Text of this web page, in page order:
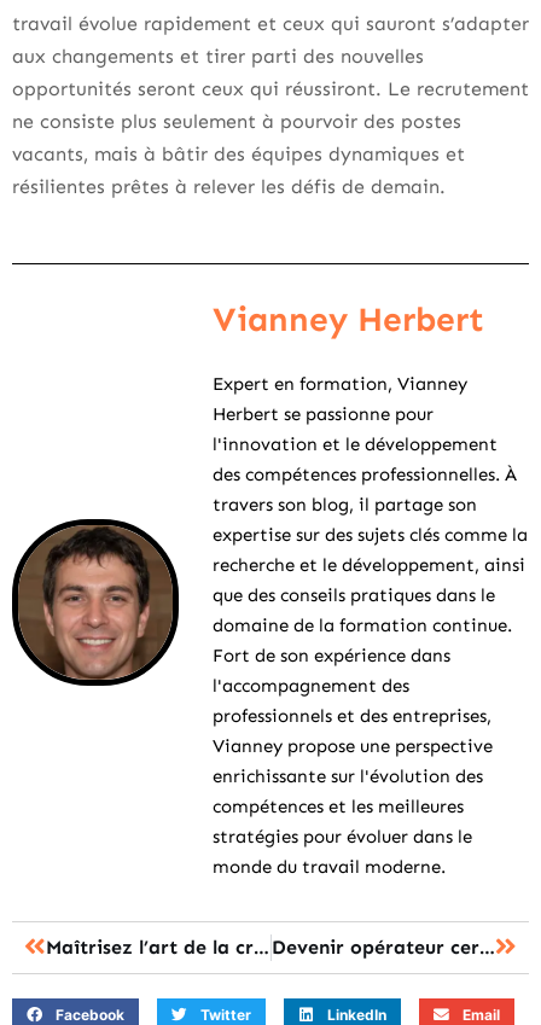
travail évolue rapidement et ceux qui sauront s’adapter
aux changements et tirer parti des nouvelles
opportunités seront ceux qui réussiront. Le recrutement
ne consiste plus seulement à pourvoir des postes
vacants, mais à bâtir des équipes dynamiques et
résilientes prêtes à relever les défis de demain.
Vianney Herbert
Expert en formation, Vianney
Herbert se passionne pour
l'innovation et le développement
des compétences professionnelles. À
travers son blog, il partage son
expertise sur des sujets clés comme la
recherche et le développement, ainsi
que des conseils pratiques dans le
domaine de la formation continue.
Fort de son expérience dans
l'accompagnement des
professionnels et des entreprises,
Vianney propose une perspective
enrichissante sur l'évolution des
compétences et les meilleures
stratégies pour évoluer dans le
monde du travail moderne.
Maîtrisez l’art de la cryolipolyse : révolutionnez votre carrière esthétique Devenir opérateur certifié : découvrez le parcours de formation incontournable !
Facebook Twitter LinkedIn Email